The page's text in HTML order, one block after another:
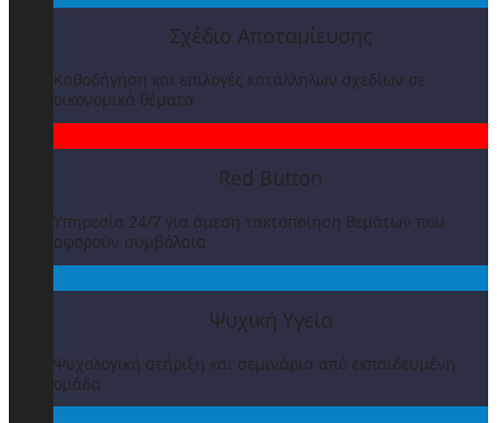
Σχέδιο Αποταμίευσης
Καθοδήγηση και επιλογές κατάλληλων σχεδίων σε
οικονομικά θέματα
Red Button
Υπηρεσία 24/7 για άμεση τακτοποίηση θεμάτων που
αφορούν συμβόλαια
Ψυχική Υγεία
Ψυχολογική στήριξη και σεμινάρια από εκπαιδευμένη
ομάδα